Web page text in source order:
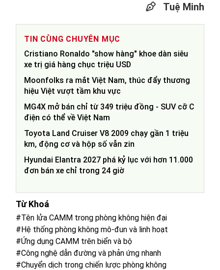
Tuệ Minh
TIN CÙNG CHUYÊN MỤC
Cristiano Ronaldo "show hàng" khoe dàn siêu
xe trị giá hàng chục triệu USD
Moonfolks ra mắt Việt Nam, thúc đẩy thương
hiệu Việt vượt tầm khu vực
MG4X mở bán chỉ từ 349 triệu đồng - SUV cỡ C
điện có thể về Việt Nam
Toyota Land Cruiser V8 2009 chạy gần 1 triệu
km, động cơ và hộp số vẫn zin
Hyundai Elantra 2027 phá kỷ lục với hơn 11.000
đơn bán xe chỉ trong 24 giờ
Từ Khoá
#Tên lửa CAMM trong phòng không hiện đại
#Hệ thống phòng không mô-đun và linh hoạt
#Ứng dụng CAMM trên biển và bộ
#Công nghệ dẫn đường và phản ứng nhanh
#Chuyển dịch trong chiến lược phòng không